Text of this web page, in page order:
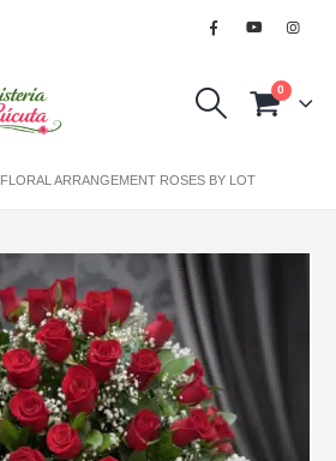
0
FLORAL ARRANGEMENT ROSES BY LOT